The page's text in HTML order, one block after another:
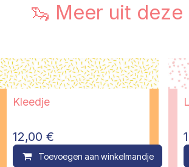
🦦 Meer uit deze
Compare
Kleedje
12,00 €
Toevoegen aan winkelmandje